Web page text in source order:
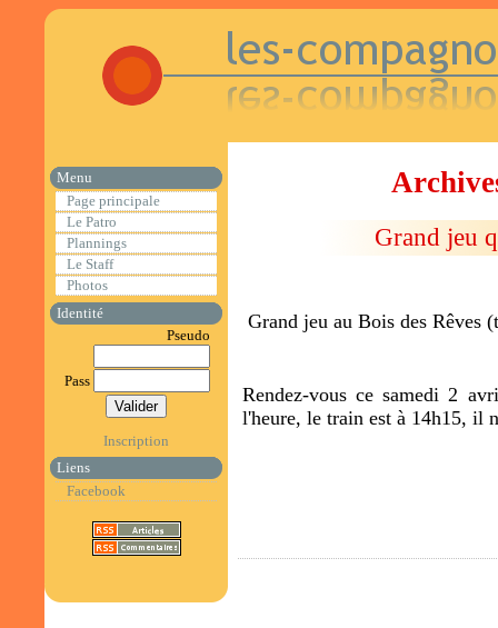
Menu
Page principale
Le Patro
Plannings
Le Staff
Photos
Identité
Pseudo
Pass
Inscription
Liens
Facebook
Grand jeu
Grand jeu au Bois des Rêves
Rendez-vous ce samedi 2
l'heure, le train est à 14h15, il